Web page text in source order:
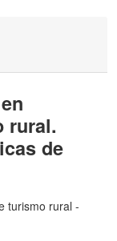
rural.
de
turismo rural -